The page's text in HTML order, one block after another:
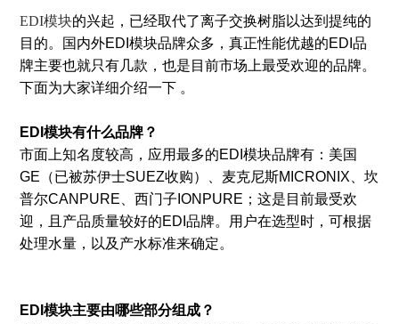
EDI模块的兴起，已经取代了离子交换树脂以达到提纯的
目的。国内外EDI模块品牌众多，真正性能优越的EDI品
牌主要也就只有几款，也是目前市场上最受欢迎的品牌。
下面为大家详细介绍一下 。
EDI模块有什么品牌？
市面上知名度较高，应用最多的EDI模块品牌有：美国
GE（已被苏伊士SUEZ收购）、麦克尼斯MICRONIX、坎
普尔CANPURE、西门子IONPURE；这是目前最受欢
迎，且产品质量较好的EDI品牌。用户在选型时，可根据
处理水量，以及产水标准来确定。
EDI模块主要由哪些部分组成？